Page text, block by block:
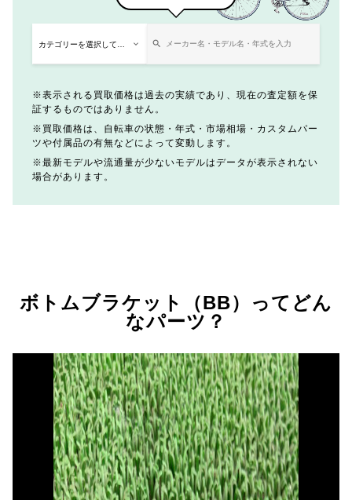
表示される買取価格は過去の実績であり、現在の査定額を保
証するものではありません。
買取価格は、自転車の状態・年式・市場相場・カスタムパー
ツや付属品の有無などによって変動します。
最新モデルや流通量が少ないモデルはデータが表示されない
場合があります。
ボトムブラケット（BB）ってどん
なパーツ？